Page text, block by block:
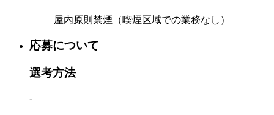
屋内原則禁煙（喫煙区域での業務なし）
応募について
選考方法
-